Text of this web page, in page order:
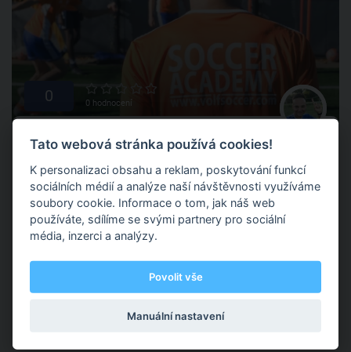
0 0 hodnocení
Filip Ouroda
Vancouver, Britská Kolumbie, Kanada (+ 3 další )
Učitel v kopačkách který chce procestovat svět a trénovat u
toho děti fotbal. Momentálně se nacházím v kanadském
Vancouveru kde trénuji fotbal ve fotbalové akademii Volf
Soccer Academy.
Tato webová stránka používá cookies!
K personalizaci obsahu a reklam, poskytování funkcí
sociálních médií a analýze naší návštěvnosti využíváme
soubory cookie. Informace o tom, jak náš web
používáte, sdílíme se svými partnery pro sociální
média, inzerci a analýzy.
Povolit vše
Manuální nastavení